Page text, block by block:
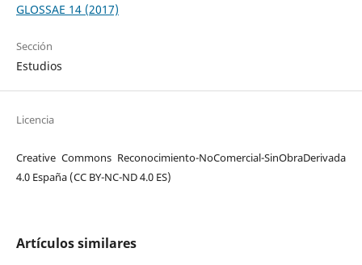
GLOSSAE 14 (2017)
Sección
Estudios
Licencia
Creative Commons Reconocimiento-NoComercial-SinObraDerivada
4.0 España (CC BY-NC-ND 4.0 ES)
Artículos similares